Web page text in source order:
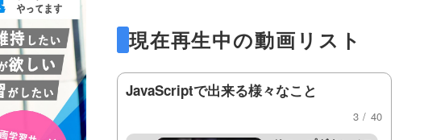
現在再生中の動画リスト
JavaScriptで出来る様々なこと
3 / 40
17:43
（HTML、CSS、
JavaScriptで作
JavaScriptだけで、プ
ラグインなどを使わず
ンドウ（modal
window）やダイアログ
ボックス（dialog
box）やポップアップ
（乱数）方法と、配
列と組み合わせて簡
単なアプリ（おみく
※ こちらの動画は現在
Youtubeで閲覧するこ